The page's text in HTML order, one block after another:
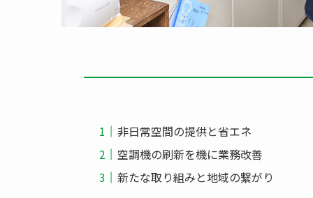
非日常空間の提供と省エネ
空調機の刷新を機に業務改善
新たな取り組みと地域の繋がり